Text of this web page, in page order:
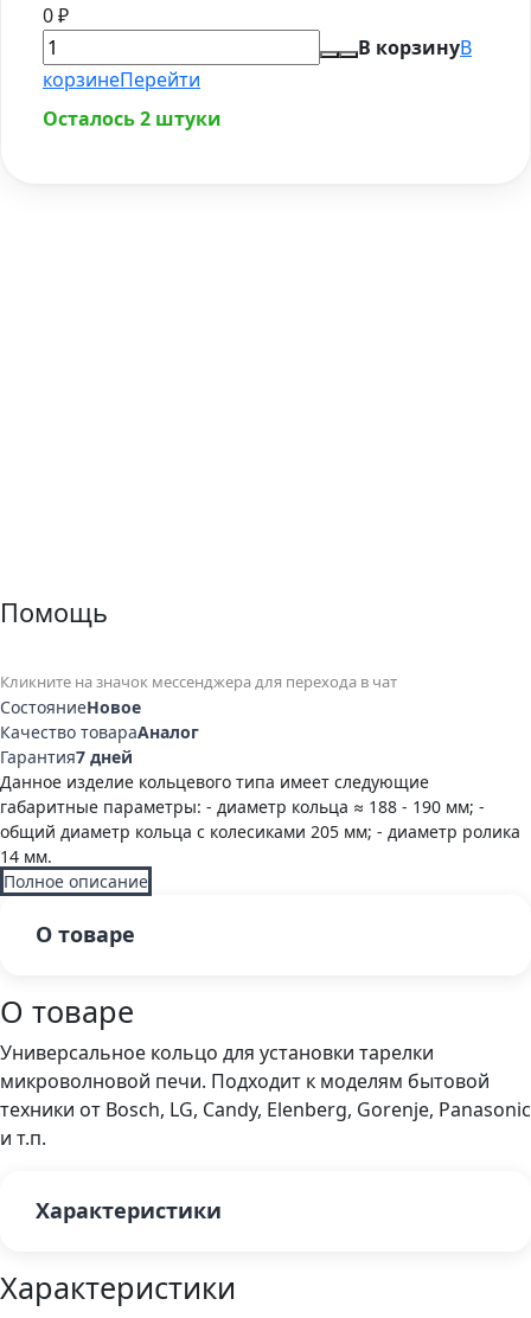
0₽
В корзинуВ
корзинеПерейти
Осталось 2 штуки
Помощь
Кликните на значок мессенджера для перехода в чат
СостояниеНовое
Качество товараАналог
Гарантия7 дней
Данное изделие кольцевого типа имеет следующие
габаритные параметры: - диаметр кольца ≈ 188 - 190 мм; -
общий диаметр кольца с колесиками 205 мм; - диаметр ролика
14 мм.
Полное описание
О товаре
О товаре
Универсальное кольцо для установки тарелки
микроволновой печи. Подходит к моделям бытовой
техники от Bosch, LG, Candy, Elenberg, Gorenje, Panasonic
и т.п.
Характеристики
Характеристики